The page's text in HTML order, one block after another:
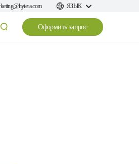
ЯЗЫК
Оформить запрос